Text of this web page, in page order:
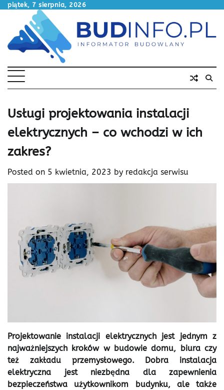
Skip
content
piątek, 7 sierpnia, 2026
Usługi projektowania instalacji
elektrycznych – co wchodzi w ich
zakres?
Posted on 5 kwietnia, 2023 by redakcja serwisu
Projektowanie instalacji elektrycznych jest jednym z
najważniejszych kroków w budowie domu, biura czy
też zakładu przemysłowego. Dobra instalacja
elektryczna jest niezbędna dla zapewnienia
bezpieczeństwa użytkownikom budynku, ale także